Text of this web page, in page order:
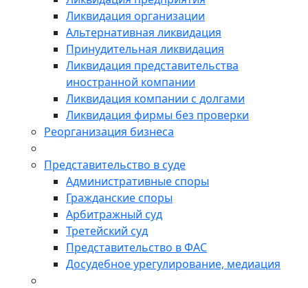
Ликвидация организации
Альтернативная ликвидация
Принудительная ликвидация
Ликвидация представительства
иностранной компании
Ликвидация компании с долгами
Ликвидация фирмы без проверки
Реорганизация бизнеса
Представительство в суде
Административные споры
Гражданские споры
Арбитражный суд
Третейский суд
Представительство в ФАС
Досудебное урегулирование, медиация